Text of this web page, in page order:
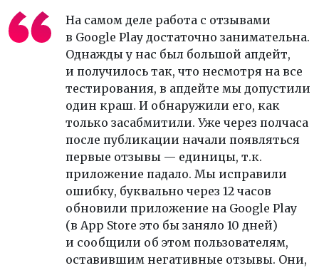
На самом деле работа с отзывами
в Google Play достаточно занимательна.
Однажды у нас был большой апдейт,
и получилось так, что несмотря на все
тестирования, в апдейте мы допустили
один краш. И обнаружили его, как
только засабмитили. Уже через полчаса
после публикации начали появляться
первые отзывы — единицы, т.к.
приложение падало. Мы исправили
ошибку, буквально через 12 часов
обновили приложение на Google Play
(в App Store это бы заняло 10 дней)
и сообщили об этом пользователям,
оставившим негативные отзывы. Они,